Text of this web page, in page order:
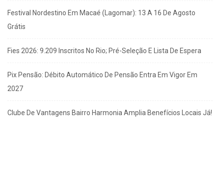
Festival Nordestino Em Macaé (Lagomar): 13 A 16 De Agosto
Grátis
Fies 2026: 9.209 Inscritos No Rio; Pré-Seleção E Lista De Espera
Pix Pensão: Débito Automático De Pensão Entra Em Vigor Em
2027
Clube De Vantagens Bairro Harmonia Amplia Benefícios Locais Já!